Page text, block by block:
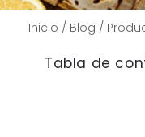
Inicio / Blog /
Tabla de